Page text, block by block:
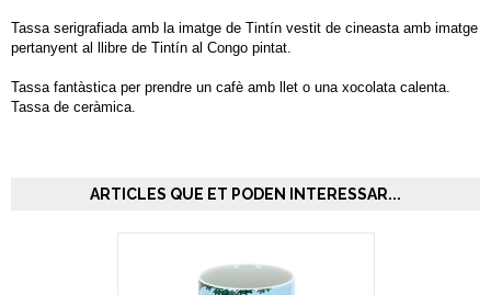
Tassa serigrafiada amb la imatge de Tintín vestit de cineasta amb imatge
pertanyent al llibre de Tintín al Congo pintat.
Tassa fantàstica per prendre un cafè amb llet o una xocolata calenta.
Tassa de ceràmica.
ARTICLES QUE ET PODEN INTERESSAR...